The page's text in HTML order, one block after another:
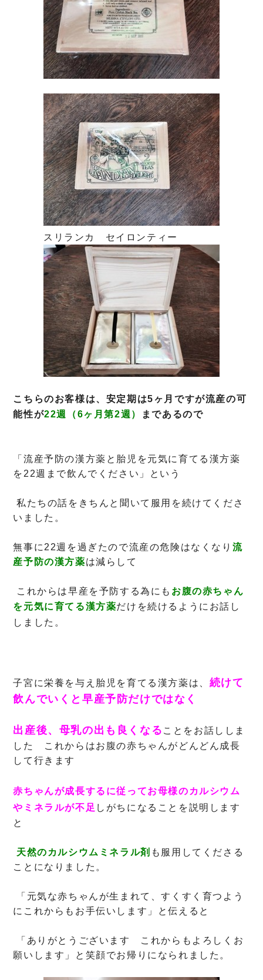
スリランカ セイロンティー
こちらのお客様は、安定期は5ヶ月ですが流産の可
能性が22週（6ヶ月第2週） まであるので
「流産予防の漢方薬と胎児を元気に育てる漢方薬
を22週まで飲んでください」という
私たちの話をきちんと聞いて服用を続けてくださ
いました。
無事に22週を過ぎたので流産の危険はなくなり 流
産予防の漢方薬は減らして
これからは早産を予防する為にも お腹の赤ちゃん
を元気に育てる漢方薬だけを続ける ようにお話 し
しました。
子宮に栄養を与え胎児を育てる漢方薬は、 続けて
飲んでいくと早産予防だけではなく
出産後、母乳の出も良くなる ことをお話ししま
した これからはお腹の赤ちゃんがどんどん成長
して行きます
赤ちゃんが成長するに従ってお母様のカルシウム
やミネラルが不足 しがちになること を説明します
と
天然のカルシウムミネラル剤 も服用してくださる
ことになりました。
「元気な赤ちゃんが生まれて、すくすく育つよう
にこれからもお手伝いします」と伝え ると
「ありがとうございます これからもよろしくお
願いします」と笑顔でお帰りになられました。